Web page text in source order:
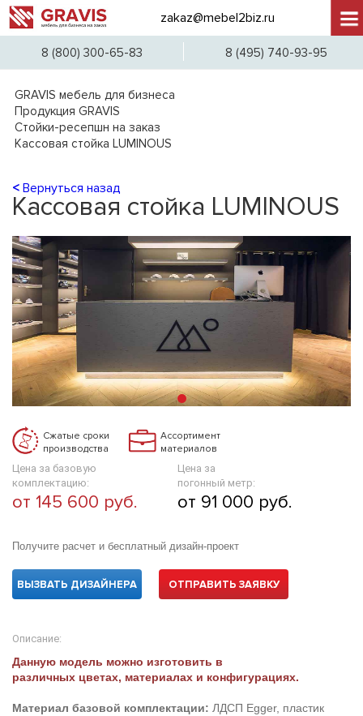
+7
zakaz@mebel2biz.ru
8 (800) 300-65-83 8 (495) 740-93-95
GRAVIS мебель для бизнеса
Продукция GRAVIS
Стойки-ресепшн на заказ
Кассовая стойка LUMINOUS
< Вернуться назад
Кассовая стойка LUMINOUS
Сжатые сроки
производства
Ассортимент
материалов
Цена за базовую
комплектацию:
от 145 600 руб.
Цена за
погонный метр:
от 91 000 руб.
Получите расчет и бесплатный дизайн-проект
ВЫЗВАТЬ ДИЗАЙНЕРА ОТПРАВИТЬ ЗАЯВКУ
Описание:
Данную модель можно изготовить в
различных цветах, материалах и конфигурациях.
Материал базовой комплектации: ЛДСП Egger, пластик